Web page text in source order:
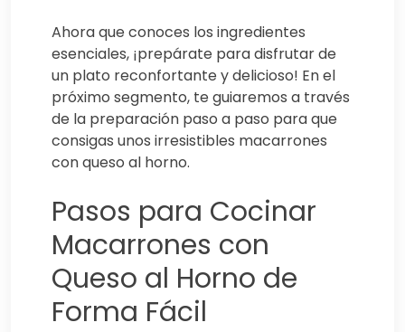
Ahora que conoces los ingredientes
esenciales, ¡prepárate para disfrutar de
un plato reconfortante y delicioso! En el
próximo segmento, te guiaremos a través
de la preparación paso a paso para que
consigas unos irresistibles macarrones
con queso al horno.
Pasos para Cocinar
Macarrones con
Queso al Horno de
Forma Fácil